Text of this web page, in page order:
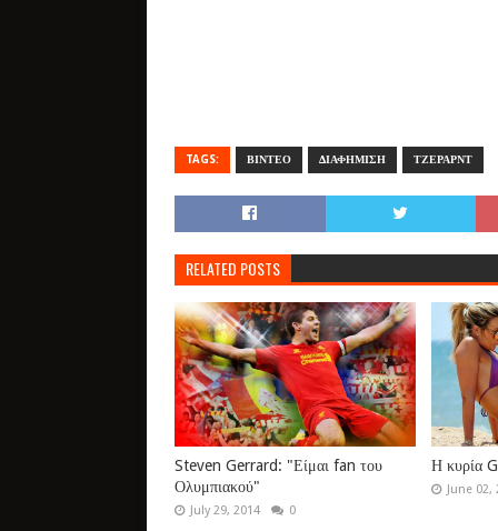
TAGS: ΒΙΝΤΕΟ ΔΙΑΦΗΜΙΣΗ ΤΖΕΡΑΡΝΤ
RELATED POSTS
Steven Gerrard: "Είμαι fan του
Ολυμπιακού"
July 29, 2014 0
Η κυρία
June 02,